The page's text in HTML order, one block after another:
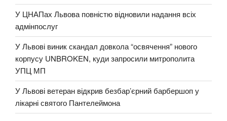
У ЦНАПах Львова повністю відновили надання всіх
адмінпослуг
У Львові виник скандал довкола “освячення” нового
корпусу UNBROKEN, куди запросили митрополита
УПЦ МП
У Львові ветеран відкрив безбар’єрний барбершоп у
лікарні святого Пантелеймона